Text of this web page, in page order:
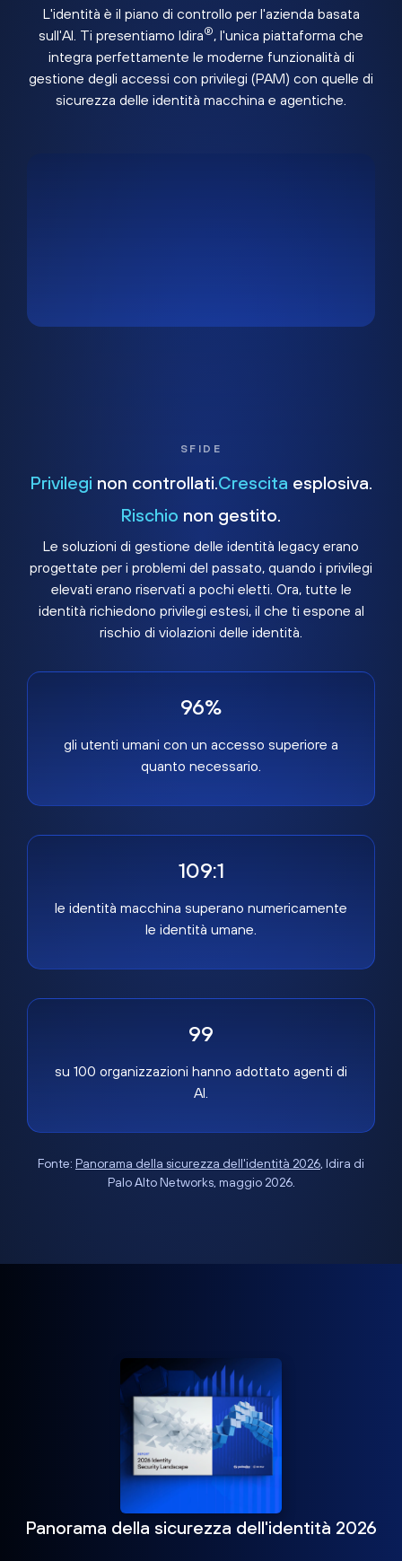
L'identità è il piano di controllo per l'azienda basata
sull'AI. Ti presentiamo Idira®, l'unica piattaforma che
integra perfettamente le moderne funzionalità di
gestione degli accessi con privilegi (PAM) con quelle di
sicurezza delle identità macchina e agentiche.
SFIDE
Privilegi non controllati. Crescita esplosiva.
Rischio non gestito.
Le soluzioni di gestione delle identità legacy erano
progettate per i problemi del passato, quando i privilegi
elevati erano riservati a pochi eletti. Ora, tutte le
identità richiedono privilegi estesi, il che ti espone al
rischio di violazioni delle identità.
96%
gli utenti umani con un accesso superiore a
quanto necessario.
109:1
le identità macchina superano numericamente
le identità umane.
99
su 100 organizzazioni hanno adottato agenti di
AI.
Fonte: Panorama della sicurezza dell'identità 2026, Idira di
Palo Alto Networks, maggio 2026.
Panorama della sicurezza dell'identità 2026